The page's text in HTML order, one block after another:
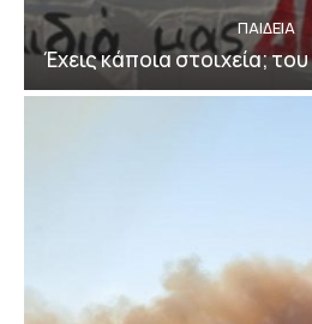
ΠΑΙΔΕΙΑ
Έχεις κάποια στοιχεία;